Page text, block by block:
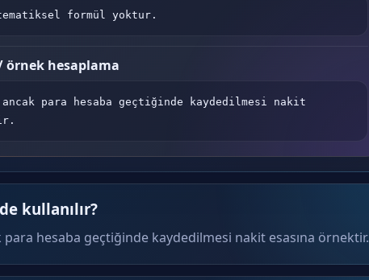
formül yoktur.
örnek hesaplama
para hesaba geçtiğinde kaydedilmesi nakit
kullanılır?
hesaba geçtiğinde kaydedilmesi nakit esasına örnektir.